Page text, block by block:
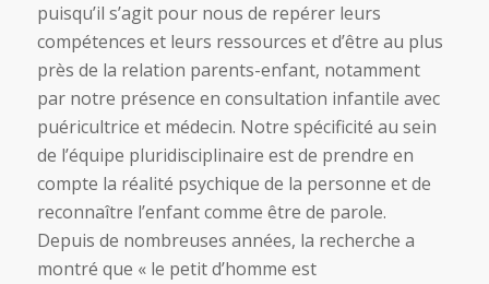
puisqu’il s’agit pour nous de repérer leurs
compétences et leurs ressources et d’être au plus
près de la relation parents-enfant, notamment
par notre présence en consultation infantile avec
puéricultrice et médecin. Notre spécificité au sein
de l’équipe pluridisciplinaire est de prendre en
compte la réalité psychique de la personne et de
reconnaître l’enfant comme être de parole.
Depuis de nombreuses années, la recherche a
montré que « le petit d’homme est